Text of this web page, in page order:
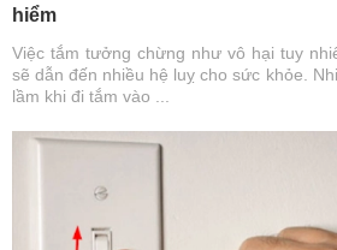
hiểm
Việc tắm tưởng chừng như vô hại tuy
sẽ dẫn đến nhiều hệ luỵ cho sức khỏe.
lầm khi đi tắm vào ...